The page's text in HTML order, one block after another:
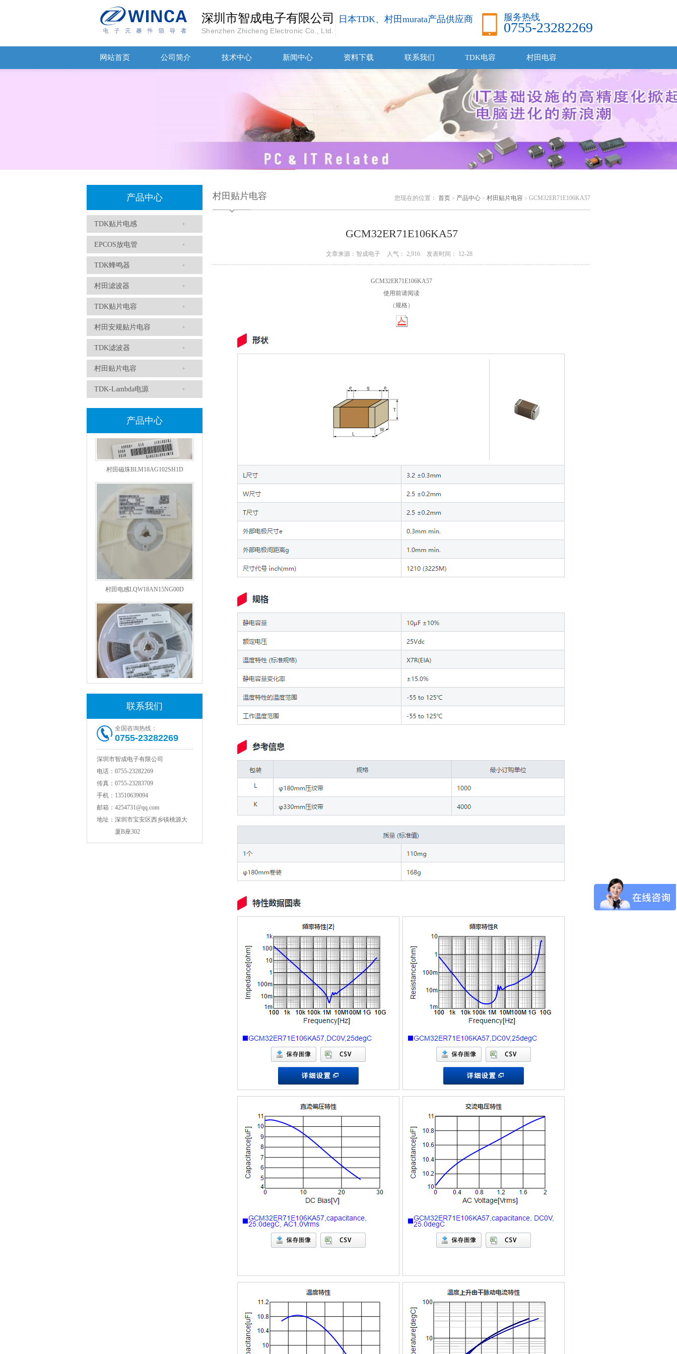
深圳市智成电子有限公司
Shenzhen Zhicheng Electronic Co., Ltd.
日本TDK、村田murata产品供应商 服务热线
0755-23282269
网站首页 公司简介 技术中心 新闻中心 资料下载 联系我们 TDK电容 村田电容
产品中心
TDK贴片电感
EPCOS放电管
TDK蜂鸣器
村田滤波器
TDK贴片电容
村田安规贴片电容
TDK滤波器
村田贴片电容
TDK-Lambda电源
产品中心
TDK车规电容CGA4J1X7R1E475KT0Y0E
TDK滤波器ACM2012-202-2P-T002参数
村田磁珠BLM18AG102SH1D
村田电感LQW18AN15NG00D
TDK贴片电感VLCF5020T-4R7N1R7-1
村田电感LQW15AN47NG80D
联系我们
全国咨询热线：
0755-23282269
深圳市智成电子有限公司
电话： 0755-23282269
传真： 0755-23283709
手机： 13510639094
邮箱： 4254731@qq.com
地址： 深圳市宝安区西乡镇桃源大
厦B座302
村田贴片电容 您现在的位置： 首页 > 产品中心 > 村田贴片电容 > GCM32ER71E106KA57
GCM32ER71E106KA57
文章来源：智成电子 人气： 2,916 发表时间： 12-28
GCM32ER71E106KA57
使用前请阅读
（规格）